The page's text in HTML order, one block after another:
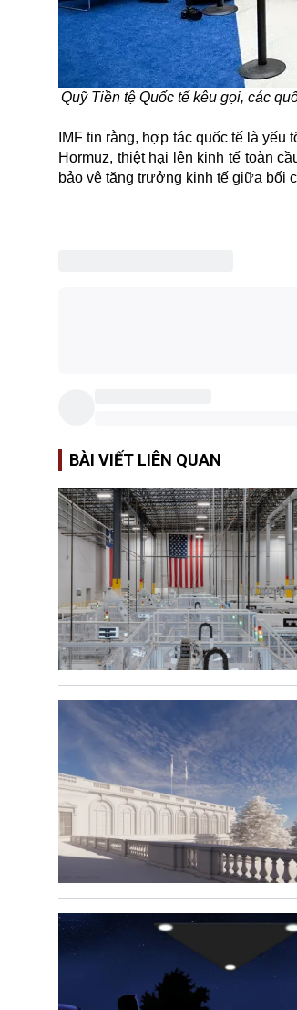
Quỹ Tiền tệ Quốc tế kêu gọi, các
IMF tin rằng, hợp tác quốc tế là
Hormuz, thiệt hại lên kinh tế toàn
bảo vệ tăng trưởng kinh tế giữa bối
BÀI VIẾT LIÊN QUAN